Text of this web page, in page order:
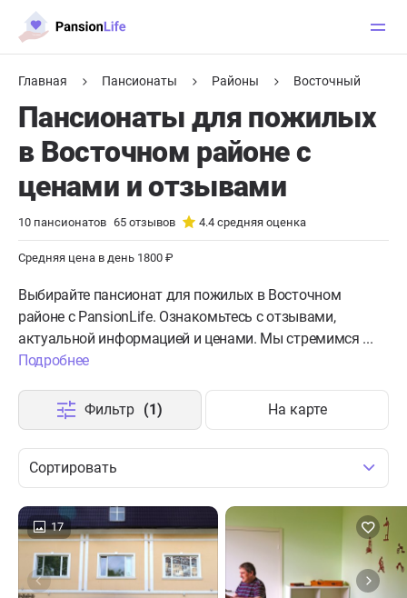
Главная Пансионаты Районы Восточный
Пансионаты для пожилых
в Восточном районе с
ценами и отзывами
10 пансионатов 65 отзывов 4.4 средняя оценка
Средняя цена в день 1800 ₽
Выбирайте пансионат для пожилых в Восточном
районе с PansionLife. Ознакомьтесь с отзывами,
актуальной информацией и ценами. Мы стремимся ...
Подробнее
Сортировать
Фильтр (1) На карте
17